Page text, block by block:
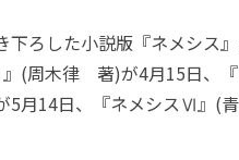
ろした小説版『ネメシス』
(周木律 著)が4月15日、
月14日、『ネメシスⅥ』(